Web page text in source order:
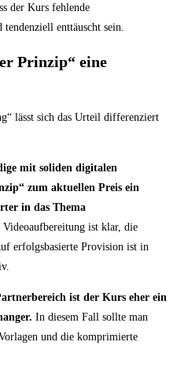
der Kurs fehlende
enttäuscht sein.
Prinzip“ eine
lässt sich das Urteil differenziert
mit soliden digitalen
zum aktuellen Preis ein
in das Thema
Videoaufbereitung ist klar, die
erfolgsbasierte Provision ist in
ist der Kurs eher ein
In diesem Fall sollte man
und die komprimierte